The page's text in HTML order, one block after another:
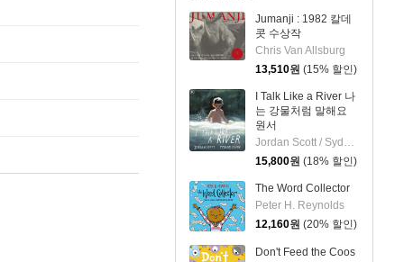
Jumanji : 1982 칼데
콧 수상작
Chris Van Allsburg
13,510원 (15% 할인)
I Talk Like a River 나
는 강물처럼 말해요
원서
Jordan Scott / Sydney Smith (ILT)
15,800원 (18% 할인)
The Word Collector
Peter H. Reynolds
12,160원 (20% 할인)
Don't Feed the Coos